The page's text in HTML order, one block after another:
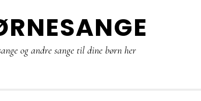
og andre sange til dine børn her